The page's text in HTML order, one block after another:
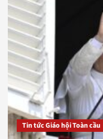
Tin tức Giáo hội Toàn cầu